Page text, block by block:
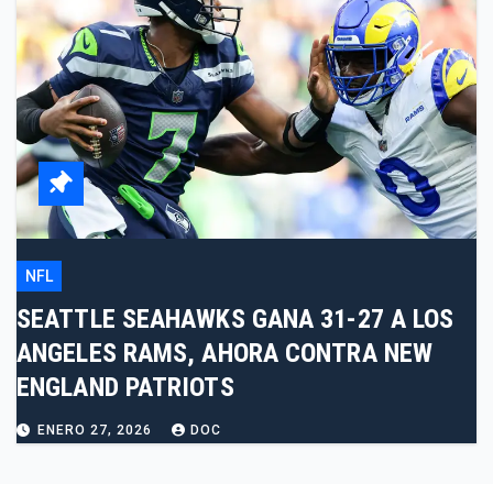
NFL
SEATTLE SEAHAWKS GANA 31-27 A LOS
ANGELES RAMS, AHORA CONTRA NEW
ENGLAND PATRIOTS
ENERO 27, 2026 DOC